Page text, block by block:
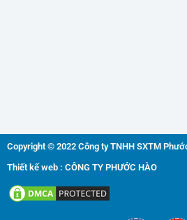
Copyright © 2022 Công ty TNHH SXTM
Thiết kế web : CÔNG TY PHƯỚC HÀO